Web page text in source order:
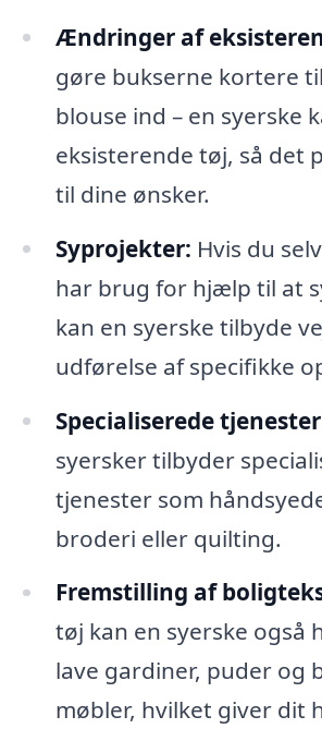
Ændringer af
gøre bukserne kortere
blouse ind – en syerske
eksisterende tøj, så det
til dine ønsker.
Syprojekter: Hvis du
har brug for hjælp til at
kan en syerske tilbyde
udførelse af specifikke
Specialiserede
syersker tilbyder
tjenester som
broderi eller quilting.
Fremstilling af
tøj kan en syerske også
lave gardiner, puder og
møbler, hvilket giver dit